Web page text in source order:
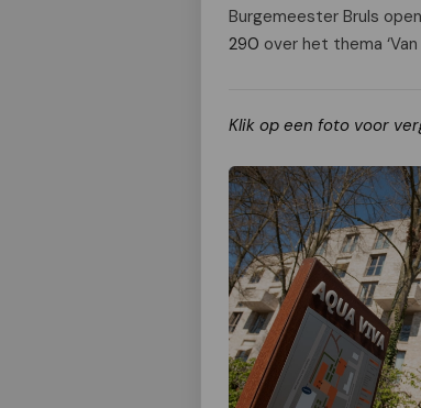
Burgemeester Bruls
290 over het thema ‘Van
Klik op een foto voor